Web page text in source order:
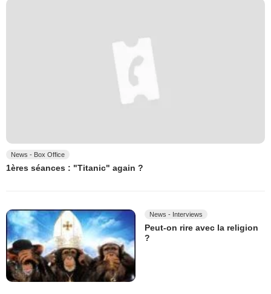
News - Box Office
1ères séances : "Titanic" again ?
News - Interviews
Peut-on rire avec la religion
?